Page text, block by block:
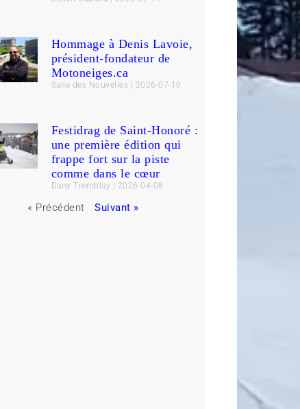
Hommage à Denis Lavoie,
président-fondateur de
Motoneiges.ca
Salle des Nouvelles 2026-07-10
Festidrag de Saint-Honoré :
une première édition qui
frappe fort sur la piste
comme dans le cœur
Dany Tremblay 2026-04-08
« Précédent Suivant »